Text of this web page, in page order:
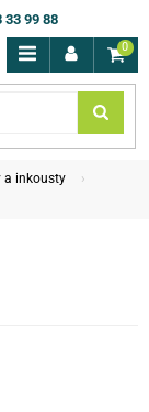
33 99 88
0
a inkousty